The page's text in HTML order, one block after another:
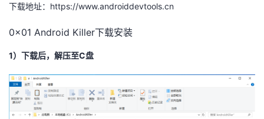
下载地址：https://www.androiddevtools.cn
0x01 Android Killer下载安装
1）下载后，解压至C盘